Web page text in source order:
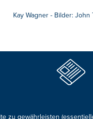
Kay Wagner - Bilder: John
zu gewährleisten